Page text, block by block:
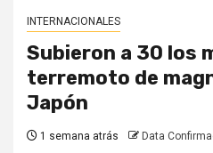
INTERNACIONALES
Subieron a 30 los
terremoto de
Japón
1 semana atrás Data